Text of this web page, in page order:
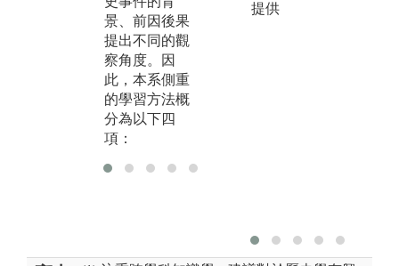
景、前因後果
提出不同的觀
察角度。因
此，本系側重
的學習方法概
分為以下四
項：
提供